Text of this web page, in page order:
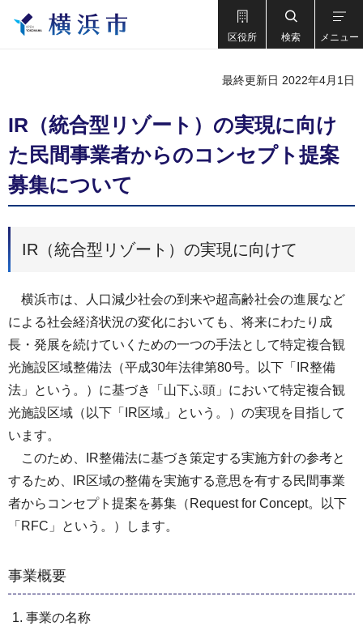
区役所 検索 メニュー
最終更新日 2022年4月1日
IR（統合型リゾート）の実現に向け
た民間事業者からのコンセプト提案
募集について
IR（統合型リゾート）の実現に向けて
横浜市は、人口減少社会の到来や超高齢社会の進展など
による社会経済状況の変化においても、将来にわたり成
長・発展を続けていくための一つの手法として特定複合観
光施設区域整備法（平成30年法律第80号。以下「IR整備
法」という。）に基づき「山下ふ頭」において特定複合観
光施設区域（以下「IR区域」という。）の実現を目指して
います。
このため、IR整備法に基づき策定する実施方針の参考と
するため、IR区域の整備を実施する意思を有する民間事業
者からコンセプト提案を募集（Request for Concept。以下
「RFC」という。）します。
事業概要
事業の名称